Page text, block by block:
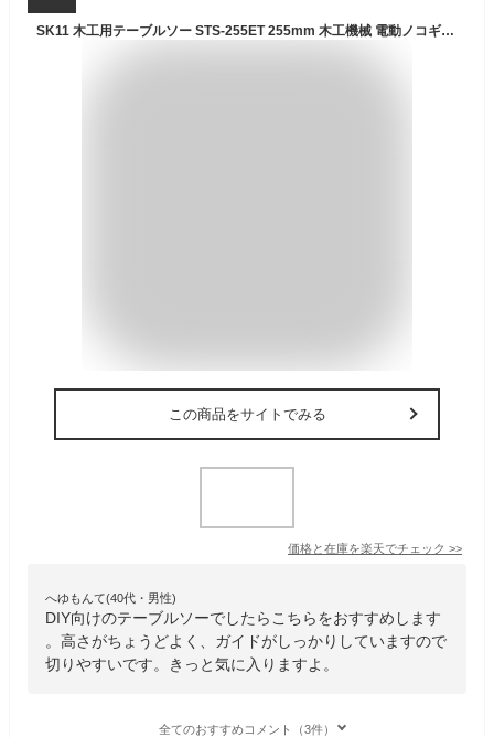
SK11 木工用テーブルソー STS-255ET 255mm 木工機械 電動ノコギリ 丸鋸盤 切断工具 卓上
この商品をサイトでみる
価格と在庫を楽天でチェック >>
へゆもんて(40代・男性)
DIY向けのテーブルソーでしたらこちらをおすすめします
。高さがちょうどよく、ガイドがしっかりしていますので
切りやすいです。きっと気に入りますよ。
全てのおすすめコメント（3件）